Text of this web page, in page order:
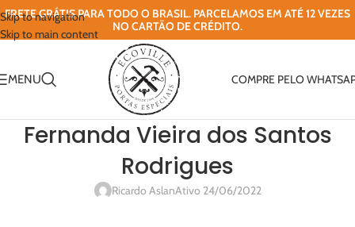
Skip to navigation
Skip to main content
FRETE GRÁTIS PARA TODO O BRASIL. PARCELAMOS EM ATÉ 12 VEZES
NO CARTÃO DE CRÉDITO.
MENU COMPRE PELO
Fernanda Vieira dos Santos
Rodrigues
Ricardo AslanAtivo 24/06/2022